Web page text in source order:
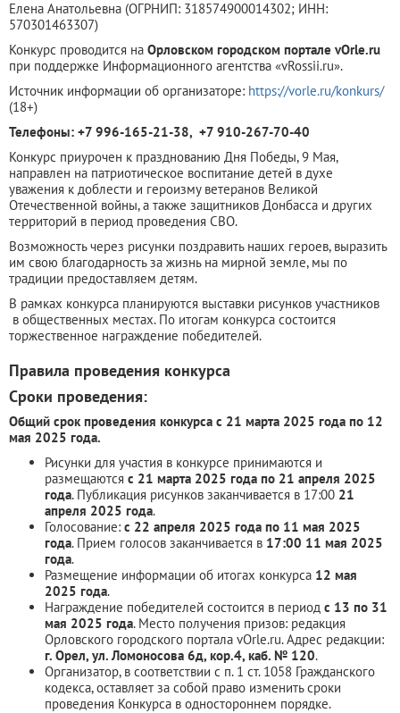
Елена Анатольевна (ОГРНИП: 318574900014302; ИНН:
570301463307)
Конкурс проводится на Орловском городском портале vOrle.ru
при поддержке Информационного агентства «vRossii.ru».
Источник информации об организаторе: https://vorle.ru/konkurs/
(18+)
Телефоны: +7 996-165-21-38, +7 910-267-70-40
Конкурс приурочен к празднованию Дня Победы, 9 Мая,
направлен на патриотическое воспитание детей в духе
уважения к доблести и героизму ветеранов Великой
Отечественной войны, а также защитников Донбасса и других
территорий в период проведения СВО.
Возможность через рисунки поздравить наших героев, выразить
им свою благодарность за жизнь на мирной земле, мы по
традиции предоставляем детям.
В рамках конкурса планируются выставки рисунков участников
в общественных местах. По итогам конкурса состоится
торжественное награждение победителей.
Правила проведения конкурса
Сроки проведения:
Общий срок проведения конкурса с 21 марта 2025 года по 12
мая 2025 года.
Рисунки для участия в конкурсе принимаются и
размещаются с 21 марта 2025 года по 21 апреля 2025
года. Публикация рисунков заканчивается в 17:00 21
апреля 2025 года.
Голосование: с 22 апреля 2025 года по 11 мая 2025
года. Прием голосов заканчивается в 17:00 11 мая 2025
года.
Размещение информации об итогах конкурса 12 мая
2025 года.
Награждение победителей состоится в период с 13 по 31
мая 2025 года. Место получения призов: редакция
Орловского городского портала vOrle.ru. Адрес редакции:
г. Орел, ул. Ломоносова 6д, кор.4, каб. № 120.
Организатор, в соответствии с п. 1 ст. 1058 Гражданского
кодекса, оставляет за собой право изменить сроки
проведения Конкурса в одностороннем порядке.